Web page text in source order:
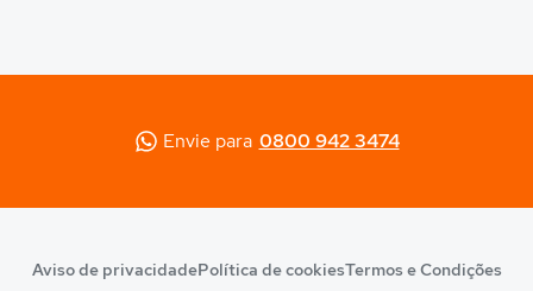
Envie para 0800 942 3474
Aviso de privacidadePolítica de cookiesTermos e Condições